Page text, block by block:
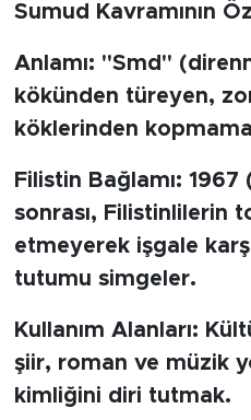
Sumud Kavramının
Anlamı: "Smd"
kökünden türeyen,
köklerinden kopmama
Filistin Bağlamı: 1967
sonrası, Filistinlilerin
etmeyerek işgale
tutumu simgeler.
Kullanım Alanları:
şiir, roman ve müzik
kimliğini diri tutmak.